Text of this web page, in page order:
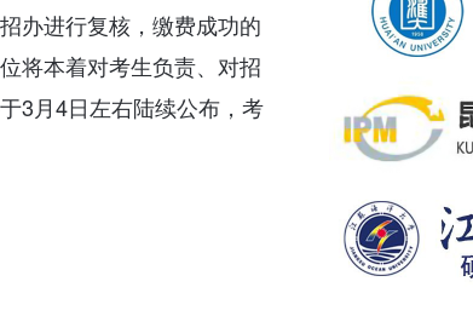
办进行复核，缴费成功的
将本着对考生负责、对招
3月4日左右陆续公布，考